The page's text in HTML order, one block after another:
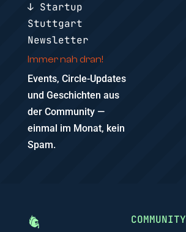
↓ Startup
Stuttgart
Newsletter
Immer nah dran!
Events, Circle-Updates
und Geschichten aus
der Community —
einmal im Monat, kein
Spam.
COMMUNITY